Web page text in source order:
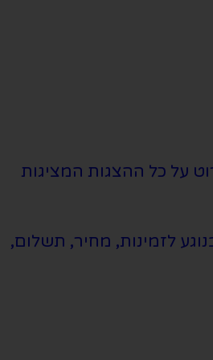
על כל ההצגות המציגות
לזמינות, מחיר, תשלום,